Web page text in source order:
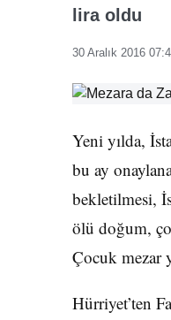
lira oldu
30 Aralık 2016
Yeni yılda,
bu ay
bekletilmesi,
ölü doğum,
Çocuk mezar
Hürriyet’ten